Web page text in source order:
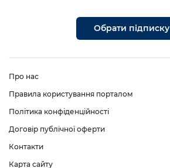
Обрати підписку
Про нас
Правила користування порталом
Політика конфіденційності
Договір публічної оферти
Контакти
Карта сайту